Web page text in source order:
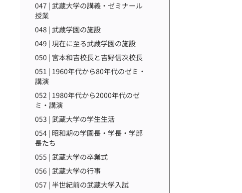
047 | 武蔵大学の講義・ゼミナール
授業
048 | 武蔵学園の施設
049 | 現在に至る武蔵学園の施設
050 | 宮本和吉校長と吉野信次校長
051 | 1960年代から80年代のゼミ・
講演
052 | 1980年代から2000年代のゼ
ミ・講演
053 | 武蔵大学の学生生活
054 | 昭和期の学園長・学長・学部
長たち
055 | 武蔵大学の卒業式
056 | 武蔵大学の行事
057 | 半世紀前の武蔵大学入試